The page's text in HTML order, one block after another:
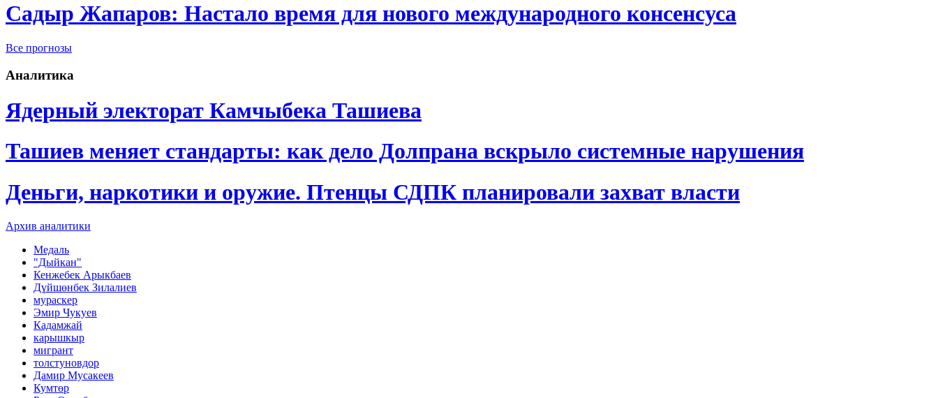
Садыр Жапаров: Настало время для нового международного консенсуса
Все прогнозы
Аналитика
Ядерный электорат Камчыбека Ташиева
Ташиев меняет стандарты: как дело Долпрана вскрыло системные нарушения
Деньги, наркотики и оружие. Птенцы СДПК планировали захват власти
Архив аналитики
Медаль
"Дыйкан"
Кенжебек Арыкбаев
Дүйшөнбек Зилалиев
мураскер
Эмир Чукуев
Кадамжай
карышкыр
мигрант
толстуновдор
Дамир Мусакеев
Кумтөр